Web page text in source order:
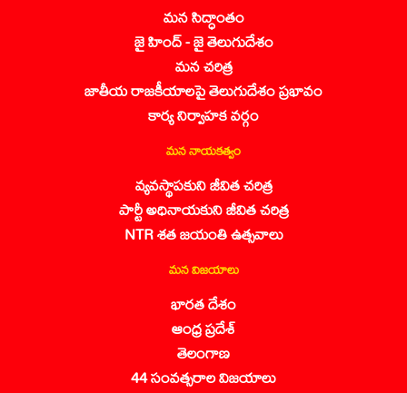
మన సిద్ధాంతం
జై హింద్ - జై తెలుగుదేశం
మన చరిత్ర
జాతీయ రాజకీయాలపై తెలుగుదేశం ప్రభావం
కార్య నిర్వాహక వర్గం
మన నాయకత్వం
వ్యవస్థాపకుని జీవిత చరిత్ర
పార్టీ అధినాయకుని జీవిత చరిత్ర
NTR శత జయంతి ఉత్సవాలు
మన విజయాలు
భారత దేశం
ఆంధ్ర ప్రదేశ్
తెలంగాణ
44 సంవత్సరాల విజయాలు